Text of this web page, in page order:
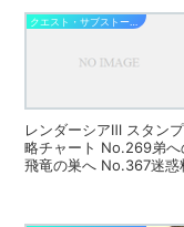
レンダーシアⅢ スタン
略チャート No.269弟
飛竜の巣へ No.367迷